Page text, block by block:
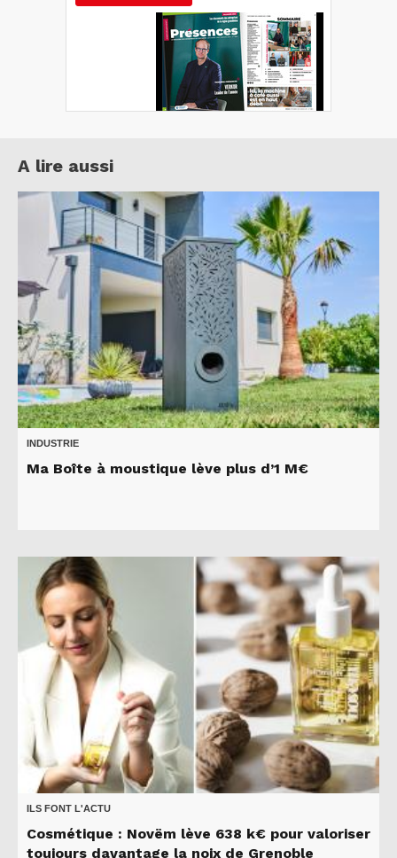
A lire aussi
INDUSTRIE
Ma Boîte à moustique lève plus d’1 M€
ILS FONT L'ACTU
Cosmétique : Novëm lève 638 k€ pour valoriser
toujours davantage la noix de Grenoble